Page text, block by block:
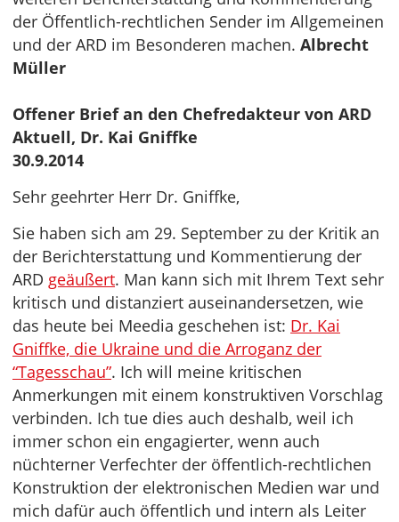
der Öffentlich-rechtlichen Sender im Allgemeinen
und der ARD im Besonderen machen. Albrecht
Müller
Offener Brief an den Chefredakteur von ARD
Aktuell, Dr. Kai Gniffke
30.9.2014
Sehr geehrter Herr Dr. Gniffke,
Sie haben sich am 29. September zu der Kritik an
der Berichterstattung und Kommentierung der
ARD geäußert. Man kann sich mit Ihrem Text sehr
kritisch und distanziert auseinandersetzen, wie
das heute bei Meedia geschehen ist: Dr. Kai
Gniffke, die Ukraine und die Arroganz der
“Tagesschau”. Ich will meine kritischen
Anmerkungen mit einem konstruktiven Vorschlag
verbinden. Ich tue dies auch deshalb, weil ich
immer schon ein engagierter, wenn auch
nüchterner Verfechter der öffentlich-rechtlichen
Konstruktion der elektronischen Medien war und
mich dafür auch öffentlich und intern als Leiter